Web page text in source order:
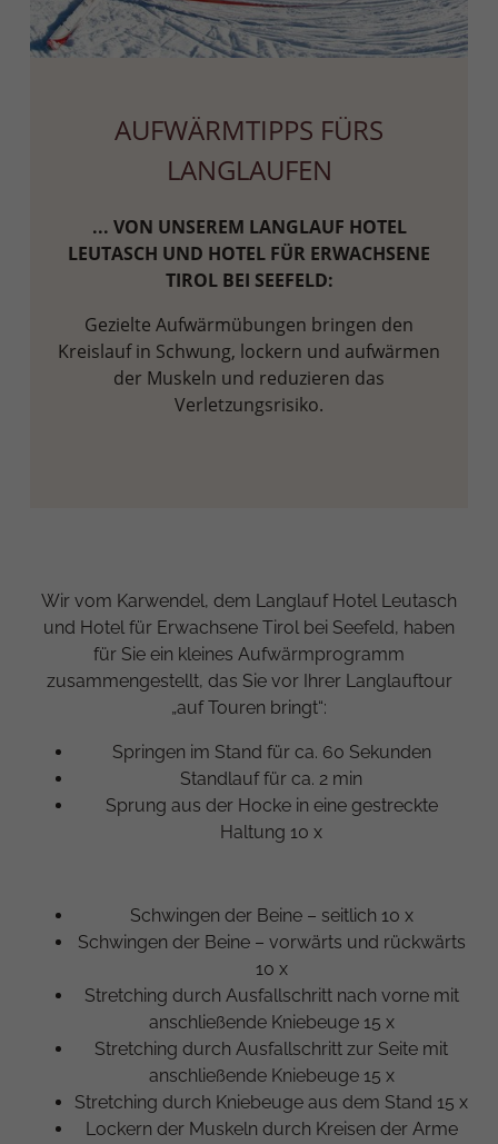
AUFWÄRMTIPPS FÜRS
LANGLAUFEN
... VON UNSEREM LANGLAUF HOTEL
LEUTASCH UND HOTEL FÜR ERWACHSENE
TIROL BEI SEEFELD:
Gezielte Aufwärmübungen bringen den
Kreislauf in Schwung, lockern und aufwärmen
der Muskeln und reduzieren das
Verletzungsrisiko.
Wir vom Karwendel, dem Langlauf Hotel Leutasch
und Hotel für Erwachsene Tirol bei Seefeld, haben
für Sie ein kleines Aufwärmprogramm
zusammengestellt, das Sie vor Ihrer Langlauftour
„auf Touren bringt“:
Springen im Stand für ca. 60 Sekunden
Standlauf für ca. 2 min
Sprung aus der Hocke in eine gestreckte
Haltung 10 x
Schwingen der Beine – seitlich 10 x
Schwingen der Beine – vorwärts und rückwärts
10 x
Stretching durch Ausfallschritt nach vorne mit
anschließende Kniebeuge 15 x
Stretching durch Ausfallschritt zur Seite mit
anschließende Kniebeuge 15 x
Stretching durch Kniebeuge aus dem Stand 15 x
Lockern der Muskeln durch Kreisen der Arme